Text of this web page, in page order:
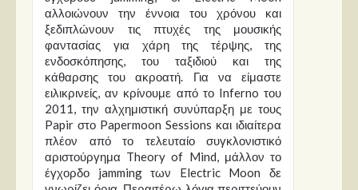
αλλοιώνουν την έννοια του χρόνου και
ξεδιπλώνουν τις πτυχές της μουσικής
φαντασίας για χάρη της τέρψης, της
ενδοσκόπησης, του ταξιδιού και της
κάθαρσης του ακροατή. Για να είμαστε
ειλικρινείς, αν κρίνουμε από το Inferno του
2011, την αλχημιστική συνύπαρξη με τους
Papir στο Papermoon Sessions και ιδιαίτερα
πλέον από το τελευταίο συγκλονιστικό
αριστούργημα Theory of Mind, μάλλον το
έγχορδο jamming των Electric Moon δε